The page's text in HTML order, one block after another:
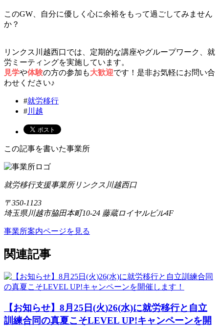
このGW、自分に優しく心に余裕をもって過ごしてみません
か？
リンクス川越西口では、定期的な講座やグループワーク、就
労ミーティングを実施しています。
見学や体験の方の参加も大歓迎です！是非お気軽にお問い合
わせください♪
#就労移行
#川越
この記事を書いた事業所
就労移行支援事業所リンクス川越西口
〒350-1123
埼玉県川越市脇田本町10-24 藤蔵ロイヤルビル4F
事業所案内ページを見る
関連記事
【お知らせ】8月25日(火)26(水)に就労移行と自立
訓練合同の真夏こそLEVEL UP!キャンペーンを開